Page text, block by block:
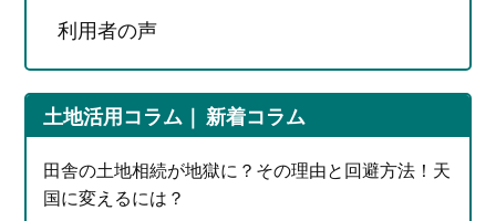
利用者の声
土地活用コラム 新着コラム
田舎の土地相続が地獄に？その理由と回避方法！天
国に変えるには？